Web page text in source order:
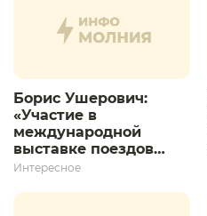
Борис Ушерович:
«Участие в
международной
выставке поездов
дает толчок для
развития»
Интересное